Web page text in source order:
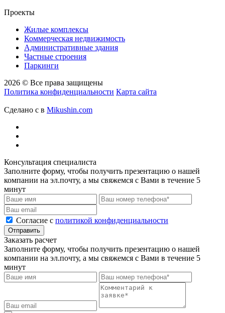
Проекты
Жилые комплексы
Коммерческая недвижимость
Административные здания
Частные строения
Паркинги
2026 © Все права защищены
Политика конфиденциальности Карта сайта
Сделано с в Mikushin.com
Консультация специалиста
Заполните форму, чтобы получить презентацию о нашей
компании на эл.почту, а мы свяжемся с Вами в течение 5
минут
Cогласие с политикой конфиденциальности
Отправить
Заказать расчет
Заполните форму, чтобы получить презентацию о нашей
компании на эл.почту, а мы свяжемся с Вами в течение 5
минут